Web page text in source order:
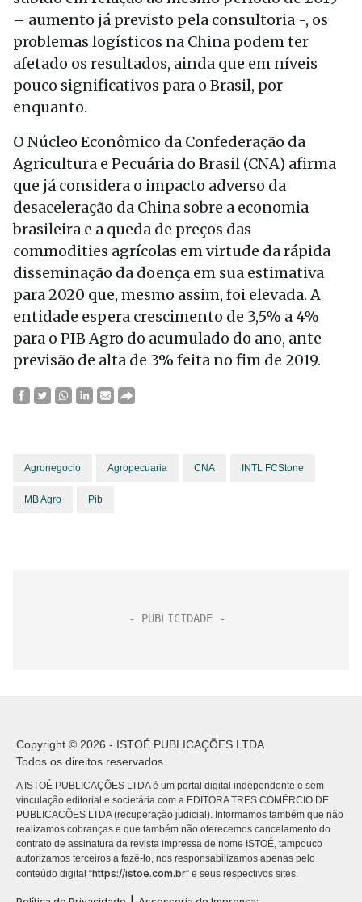
– aumento já previsto pela consultoria -, os
problemas logísticos na China podem ter
afetado os resultados, ainda que em níveis
pouco significativos para o Brasil, por
enquanto.
O Núcleo Econômico da Confederação da
Agricultura e Pecuária do Brasil (CNA) afirma
que já considera o impacto adverso da
desaceleração da China sobre a economia
brasileira e a queda de preços das
commodities agrícolas em virtude da rápida
disseminação da doença em sua estimativa
para 2020 que, mesmo assim, foi elevada. A
entidade espera crescimento de 3,5% a 4%
para o PIB Agro do acumulado do ano, ante
previsão de alta de 3% feita no fim de 2019.
Agronegocio Agropecuaria CNA INTL FCStone
MB Agro Pib
Copyright © 2026 - ISTOÉ PUBLICAÇÕES LTDA
Todos os direitos reservados.
A ISTOÉ PUBLICAÇÕES LTDA é um portal digital independente e sem
vinculação editorial e societária com a EDITORA TRES COMÉRCIO DE
PUBLICACÕES LTDA (recuperação judicial). Informamos também que não
realizamos cobranças e que também não oferecemos cancelamento do
contrato de assinatura da revista impressa de nome ISTOÉ, tampouco
autorizamos terceiros a fazê-lo, nos responsabilizamos apenas pelo
conteúdo digital “https://istoe.com.br” e seus respectivos sites.